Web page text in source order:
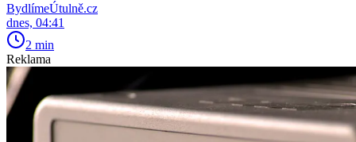
BydlímeÚtulně.cz
dnes, 04:41
2 min
Reklama